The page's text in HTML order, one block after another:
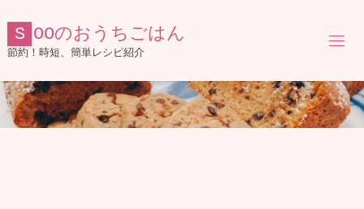
ン
ン
へ
ス
S OOのお う ち ごはん
節約！時短、簡単レシピ紹介